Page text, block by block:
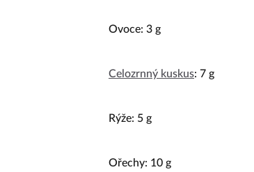
Ovoce: 3 g
Celozrnný kuskus: 7 g
Rýže: 5 g
Ořechy: 10 g